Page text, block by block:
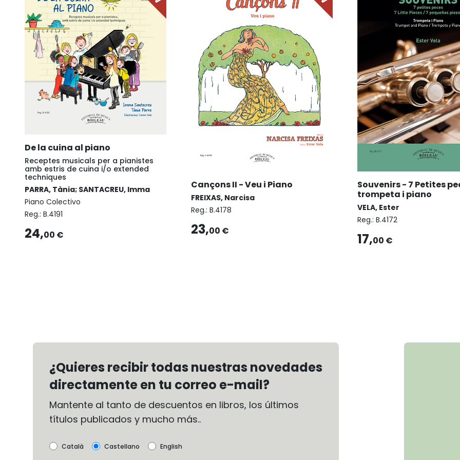
De la cuina al piano
Receptes musicals per a pianistes
amb estris de cuina i/o extended
techniques
PARRA, Tània; SANTACREU, Imma
Piano Colectivo
Reg.: B.4191
24,00 €
Cançons II - Veu i Piano
FREIXAS, Narcisa
Reg.: B.4178
23,00 €
Souvenirs - 7 Petites
trompeta i piano
VELA, Ester
Reg.: B.4172
17,00 €
¿Quieres recibir todas nuestras novedades
directamente en tu correo e-mail?
Mantente al tanto de descuentos en libros, los últimos
títulos publicados y mucho más..
Català Castellano English